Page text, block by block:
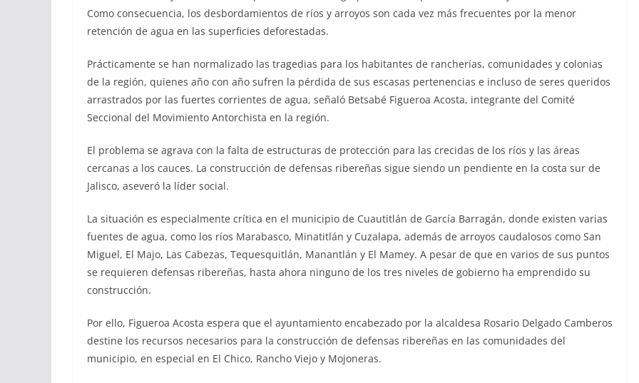
Como consecuencia, los desbordamientos de ríos y arroyos son cada vez más frecuentes por la menor
retención de agua en las superficies deforestadas.
Prácticamente se han normalizado las tragedias para los habitantes de rancherías, comunidades y colonias
de la región, quienes año con año sufren la pérdida de sus escasas pertenencias e incluso de seres queridos
arrastrados por las fuertes corrientes de agua, señaló Betsabé Figueroa Acosta, integrante del Comité
Seccional del Movimiento Antorchista en la región.
El problema se agrava con la falta de estructuras de protección para las crecidas de los ríos y las áreas
cercanas a los cauces. La construcción de defensas ribereñas sigue siendo un pendiente en la costa sur de
Jalisco, aseveró la líder social.
La situación es especialmente crítica en el municipio de Cuautitlán de García Barragán, donde existen varias
fuentes de agua, como los ríos Marabasco, Minatitlán y Cuzalapa, además de arroyos caudalosos como San
Miguel, El Majo, Las Cabezas, Tequesquitlán, Manantlán y El Mamey. A pesar de que en varios de sus puntos
se requieren defensas ribereñas, hasta ahora ninguno de los tres niveles de gobierno ha emprendido su
construcción.
Por ello, Figueroa Acosta espera que el ayuntamiento encabezado por la alcaldesa Rosario Delgado Camberos
destine los recursos necesarios para la construcción de defensas ribereñas en las comunidades del
municipio, en especial en El Chico, Rancho Viejo y Mojoneras.